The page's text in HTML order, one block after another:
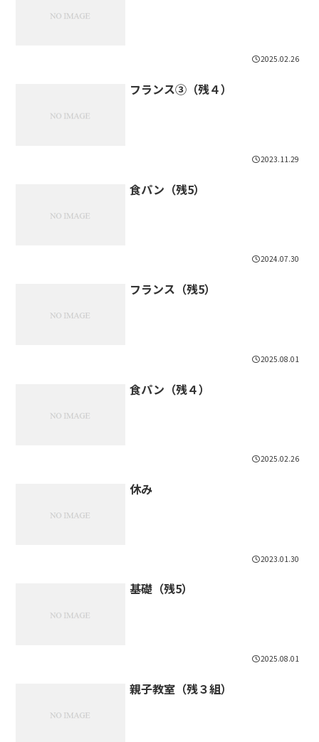
2025.02.26
フランス③（残４）
2023.11.29
食パン（残5）
2024.07.30
フランス（残5）
2025.08.01
食パン（残４）
2025.02.26
休み
2023.01.30
基礎（残5）
2025.08.01
親子教室（残３組）